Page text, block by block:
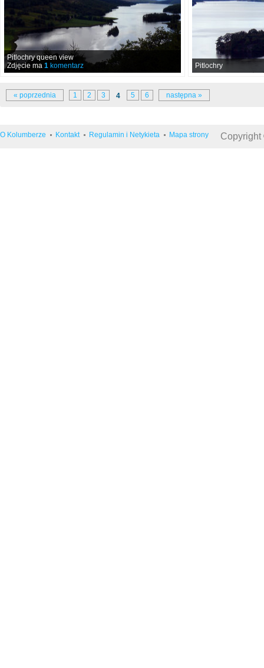
Pitlochry queen view
Zdjęcie ma 1 komentarz Pitlochry
« poprzednia 1 2 3 4 5 6 następna »
O Kolumberze Kontakt Regulamin i Netykieta Mapa strony